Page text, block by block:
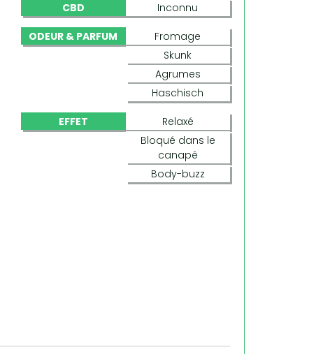
CBD Inconnu
ODEUR & PARFUM
Fromage
Skunk
Agrumes
Haschisch
EFFET
Relaxé
Bloqué dans le
canapé
Body-buzz